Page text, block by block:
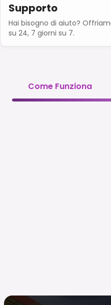
Supporto
Hai bisogno di aiuto?
su 24, 7 giorni su 7.
Come Funziona